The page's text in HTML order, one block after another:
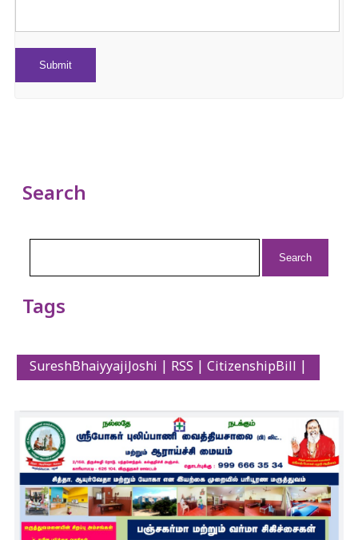
Search
Tags
SureshBhaiyyajiJoshi | RSS | CitizenshipBill |